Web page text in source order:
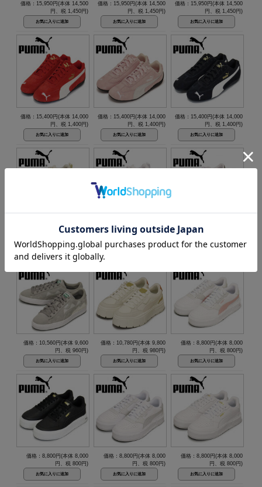
価格：15,950円(本体 14,500
円、税 1,450円)
価格：15,950円(本体 14,500
円、税 1,450円)
価格：15,950円(本体 14,500
円、税 1,450円)
価格：15,400円(本体 14,000
円、税 1,400円)
価格：15,400円(本体 14,000
円、税 1,400円)
価格：15,400円(本体 14,000
円、税 1,400円)
価格：11,440円(本体 10,400
価格：11,440円(本体 10,400
価格：11,880円(本体 10,800
価格：10,560円(本体 9,600
円、税 960円)
価格：10,780円(本体 9,800
円、税 980円)
価格：8,800円(本体 8,000
円、税 800円)
価格：8,800円(本体 8,000
円、税 800円)
価格：8,800円(本体 8,000
円、税 800円)
価格：8,800円(本体 8,000
円、税 800円)